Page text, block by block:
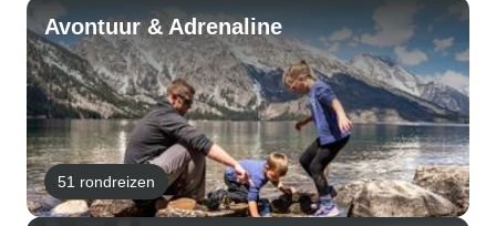
Avontuur & Adrenaline
51 rondreizen